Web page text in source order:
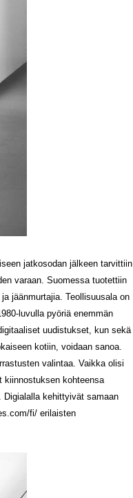
jatkosodan jälkeen tarvittiin
varaan. Suomessa tuotettiin
jäänmurtajia. Teollisuusala on
luvulla pyöriä enemmän
uudistukset, kun sekä
kotiin, voidaan sanoa.
valintaa. Vaikka olisi
kiinnostuksen kohteensa
kehittyivät samaan
fi/ erilaisten